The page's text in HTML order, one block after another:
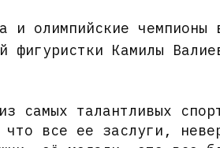
и олимпийские чемпионы
фигуристки Камилы
самых талантливых
все ее заслуги,